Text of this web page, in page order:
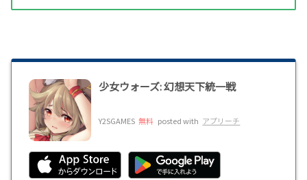
少女ウォーズ: 幻想天下統一戦
Y2SGAMES 無料 posted with アプリーチ